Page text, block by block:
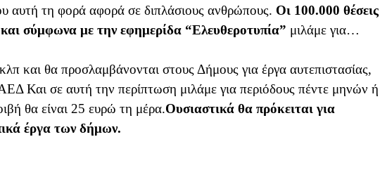
αυτή τη φορά αφορά σε διπλάσιους ανθρώπους. Οι 100.000 θέσεις
σύμφωνα με την εφημερίδα “Ελευθεροτυπία” μιλάμε για…
και θα προσλαμβάνονται στους Δήμους για έργα αυτεπιστασίας,
Και σε αυτή την περίπτωση μιλάμε για περιόδους πέντε μηνών ή
θα είναι 25 ευρώ τη μέρα.Ουσιαστικά θα πρόκειται για
έργα των δήμων.